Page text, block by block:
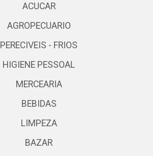
ACUCAR
AGROPECUARIO
PERECIVEIS - FRIOS
HIGIENE PESSOAL
MERCEARIA
BEBIDAS
LIMPEZA
BAZAR